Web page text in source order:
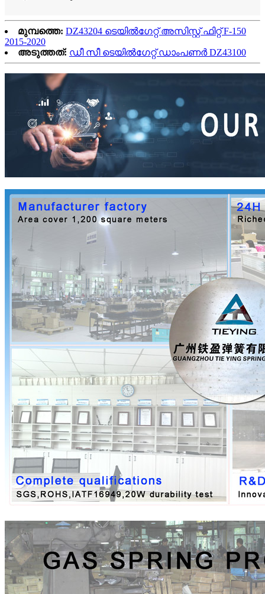
മുമ്പത്തെ: DZ43204 ടെയിൽഗേറ്റ് അസിസ്റ്റ് ഫിറ്റ് F-150
2015-2020
അടുത്തത്: ഡീ സീ ടെയിൽഗേറ്റ് ഡാംപണർ DZ43100